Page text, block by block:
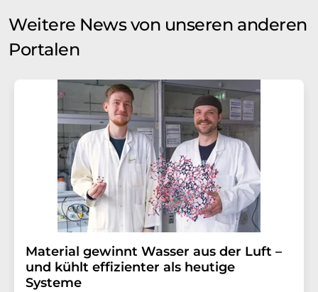
Weitere News von unseren anderen
Portalen
Material gewinnt Wasser aus der Luft –
und kühlt effizienter als heutige
Systeme